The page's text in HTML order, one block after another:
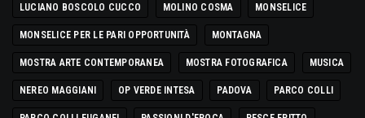
LUCIANO BOSCOLO CUCCO MOLINO COSMA MONSELICE
MONSELICE PER LE PARI OPPORTUNITÀ MONTAGNA
MOSTRA ARTE CONTEMPORANEA MOSTRA FOTOGRAFICA MUSICA
NEREO MAGGIANI OP VERDE INTESA PADOVA PARCO COLLI